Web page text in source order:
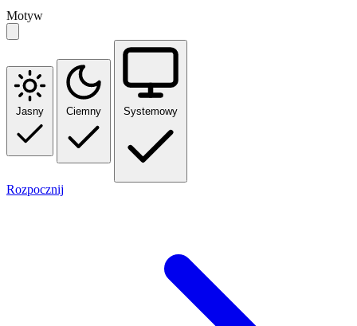
Motyw
Jasny Ciemny Systemowy
Rozpocznij